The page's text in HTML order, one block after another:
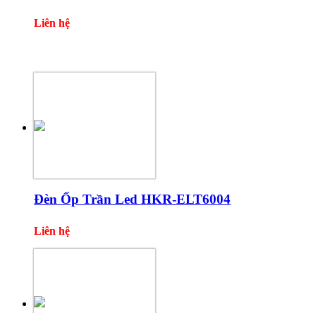
Liên hệ
Đèn Ốp Trần Led HKR-ELT6004
Liên hệ